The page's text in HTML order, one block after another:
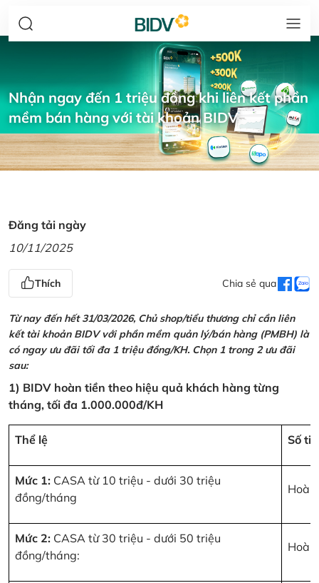
Nhận ngay đến 1 triệu đồng khi liên kết phần
mềm bán hàng với tài khoản BIDV
Đăng tải ngày
10/11/2025
Thích Chia sẻ qua
Từ nay đến hết 31/03/2026, Chủ shop/tiểu thương chỉ cần liên
kết tài khoản BIDV với phần mềm quản lý/bán hàng (PMBH) là
có ngay ưu đãi tối đa 1 triệu đồng/KH. Chọn 1 trong 2 ưu đãi
sau:
1) BIDV hoàn tiền theo hiệu quả khách hàng từng
tháng, tối đa 1.000.000đ/KH
Thể lệ Số
Mức 1: CASA từ 10 triệu - dưới 30 triệu
đồng/tháng
Mức 2: CASA từ 30 triệu - dưới 50 triệu
đồng/tháng: